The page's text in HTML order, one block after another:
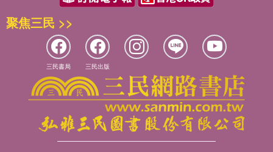
聚焦三民 >>
三民書局 三民出版